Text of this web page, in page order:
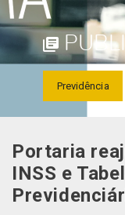
Previdência
Portaria
INSS e